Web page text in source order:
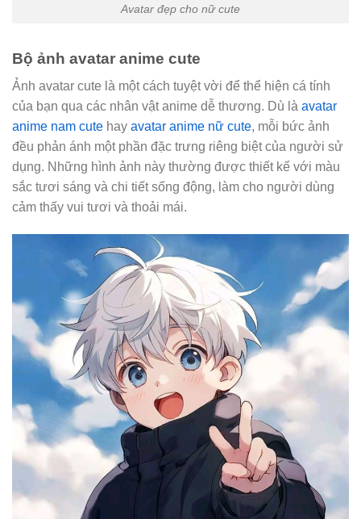
Avatar đẹp cho nữ cute
Bộ ảnh avatar anime cute
Ảnh avatar cute là một cách tuyệt vời để thể hiện cá tính
của bạn qua các nhân vật anime dễ thương. Dù là avatar
anime nam cute hay avatar anime nữ cute, mỗi bức ảnh
đều phản ánh một phần đặc trưng riêng biệt của người sử
dụng. Những hình ảnh này thường được thiết kế với màu
sắc tươi sáng và chi tiết sống động, làm cho người dùng
cảm thấy vui tươi và thoải mái.